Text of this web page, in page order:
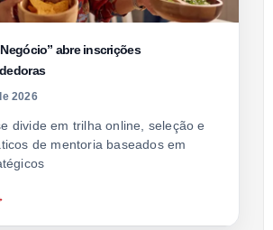
abre inscrições
2026
divide em trilha online, seleção e
de mentoria baseados em